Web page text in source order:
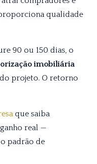
qualidade
90 ou 150 dias, o
imobiliária
projeto. O retorno
que saiba
real —
padrão de